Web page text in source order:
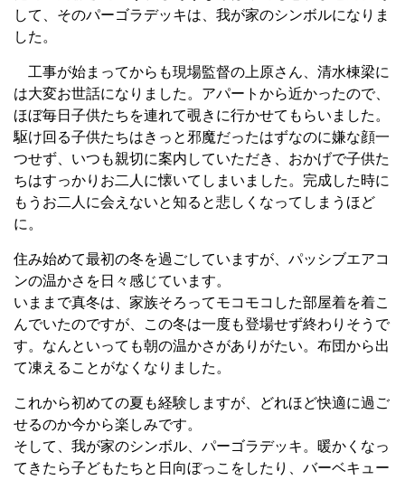
して、そのパーゴラデッキは、我が家のシンボルになりま
した。
工事が始まってからも現場監督の上原さん、清水棟梁に
は大変お世話になりました。アパートから近かったので、
ほぼ毎日子供たちを連れて覗きに行かせてもらいました。
駆け回る子供たちはきっと邪魔だったはずなのに嫌な顔一
つせず、いつも親切に案内していただき、おかげで子供た
ちはすっかりお二人に懐いてしまいました。完成した時に
もうお二人に会えないと知ると悲しくなってしまうほど
に。
住み始めて最初の冬を過ごしていますが、パッシブエアコ
ンの温かさを日々感じています。
いままで真冬は、家族そろってモコモコした部屋着を着こ
んでいたのですが、この冬は一度も登場せず終わりそうで
す。なんといっても朝の温かさがありがたい。布団から出
て凍えることがなくなりました。
これから初めての夏も経験しますが、どれほど快適に過ご
せるのか今から楽しみです。
そして、我が家のシンボル、パーゴラデッキ。暖かくなっ
てきたら子どもたちと日向ぼっこをしたり、バーベキュー